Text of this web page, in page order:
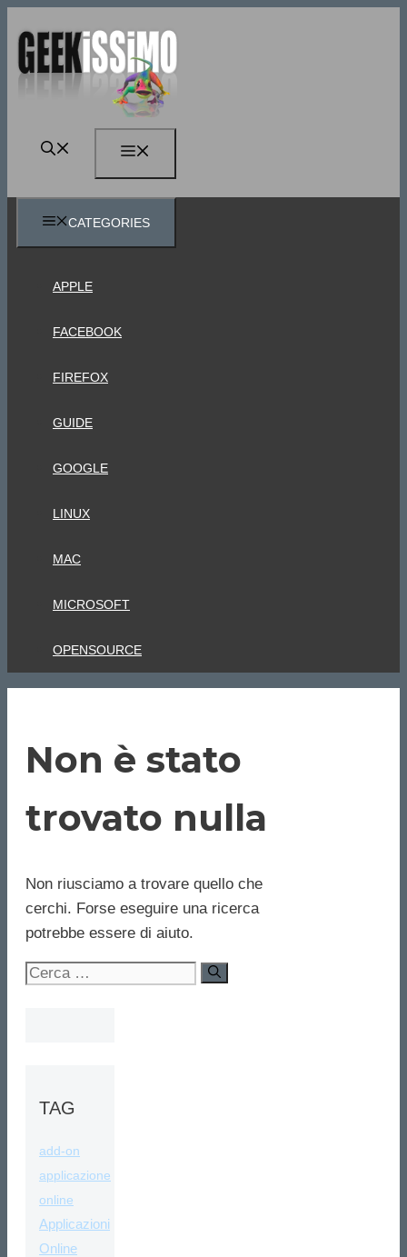
contenuto
CATEGORIES
APPLE
FACEBOOK
FIREFOX
GUIDE
GOOGLE
LINUX
MAC
MICROSOFT
OPENSOURCE
Non è stato
trovato nulla
Non riusciamo a trovare quello che
cerchi. Forse eseguire una ricerca
potrebbe essere di aiuto.
Ricerca
TAG
add-on
applicazione
online
Applicazioni
Online